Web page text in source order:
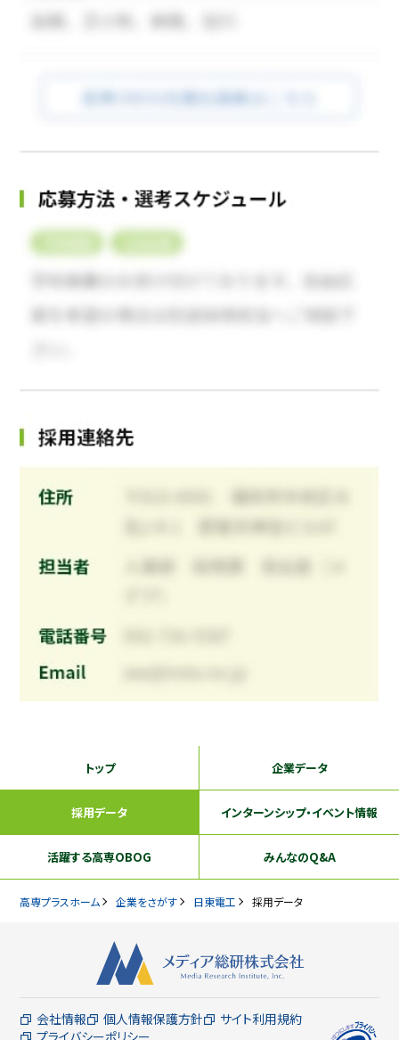
トップ 企業データ
採用データ インターンシップ・イベント情報
活躍する高専OBOG みんなのQ&A
高専プラスホーム 企業をさがす 日東電工 採用データ
会社情報 個人情報保護方針
サイト利用規約
プライバシーポリシー